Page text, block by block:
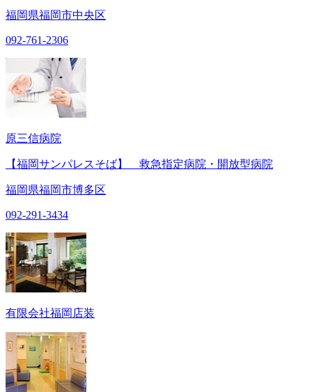
福岡県福岡市中央区
092-761-2306
原三信病院
【福岡サンパレスそば】 救急指定病院・開放型病院
福岡県福岡市博多区
092-291-3434
有限会社福岡店装